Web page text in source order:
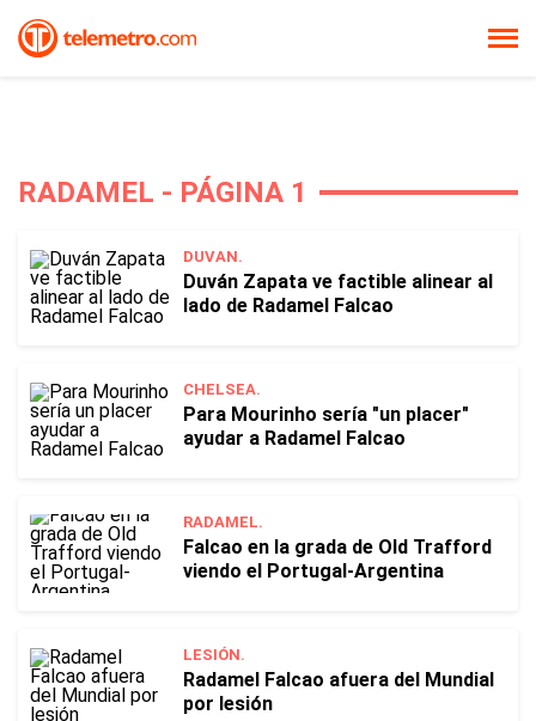
RADAMEL - PÁGINA 1
DUVAN.
Duván Zapata ve factible alinear al
lado de Radamel Falcao
CHELSEA.
Para Mourinho sería "un placer"
ayudar a Radamel Falcao
RADAMEL.
Falcao en la grada de Old Trafford
viendo el Portugal-Argentina
LESIÓN.
Radamel Falcao afuera del Mundial
por lesión